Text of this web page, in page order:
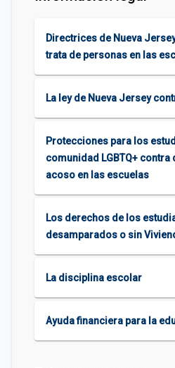
Directrices de Nueva
trata de personas en las
La ley de Nueva Jersey
Protecciones para los
comunidad LGBTQ+
acoso en las escuelas
Los derechos de los
desamparados o sin
La disciplina escolar
Ayuda financiera para la